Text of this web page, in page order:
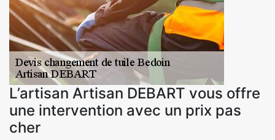
L’artisan Artisan DEBART vous offre
une intervention avec un prix pas
cher